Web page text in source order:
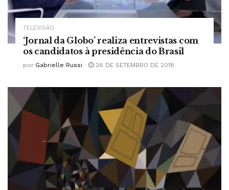
TELEVISÃO
‘Jornal da Globo’ realiza entrevistas com
os candidatos à presidência do Brasil
por Gabrielle Russi 26 DE SETEMBRO DE 2018